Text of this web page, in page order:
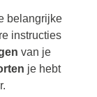
belangrijke
instructies
van je
je hebt